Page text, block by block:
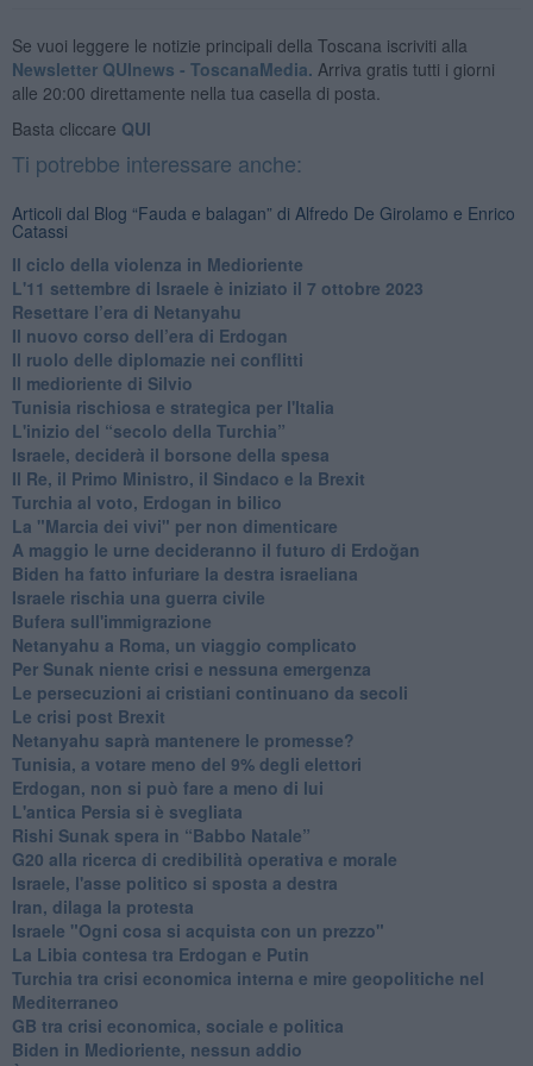
Se vuoi leggere le notizie principali della Toscana iscriviti alla
Newsletter QUInews - ToscanaMedia. Arriva gratis tutti i giorni
alle 20:00 direttamente nella tua casella di posta.
Basta cliccare QUI
Ti potrebbe interessare anche:
Articoli dal Blog “Fauda e balagan” di Alfredo De Girolamo e Enrico
Catassi
Il ciclo della violenza in Medioriente
L'11 settembre di Israele è iniziato il 7 ottobre 2023
Resettare l’era di Netanyahu
​Il nuovo corso dell’era di Erdogan
Il ruolo delle diplomazie nei conflitti
Il medioriente di Silvio
Tunisia rischiosa e strategica per l'Italia
L'inizio del “secolo della Turchia”
Israele, deciderà il borsone della spesa
Il Re, il Primo Ministro, il Sindaco e la Brexit
Turchia al voto, Erdogan in bilico
La "Marcia dei vivi" per non dimenticare
A maggio le urne decideranno il futuro di Erdoğan
Biden ha fatto infuriare la destra israeliana
Israele rischia una guerra civile
Bufera sull'immigrazione
Netanyahu a Roma, un viaggio complicato
Per Sunak niente crisi e nessuna emergenza
Le persecuzioni ai cristiani continuano da secoli
Le crisi post Brexit
Netanyahu saprà mantenere le promesse?
Tunisia, a votare meno del 9% degli elettori
Erdogan, non si può fare a meno di lui
L'antica Persia si è svegliata
Rishi Sunak spera in “Babbo Natale”
G20 alla ricerca di credibilità operativa e morale
Israele, l'asse politico si sposta a destra
Iran, dilaga la protesta
Israele "Ogni cosa si acquista con un prezzo"
La Libia contesa tra Erdogan e Putin
Turchia tra crisi economica interna e mire geopolitiche nel
Mediterraneo
GB tra crisi economica, sociale e politica
Biden in Medioriente, nessun addio